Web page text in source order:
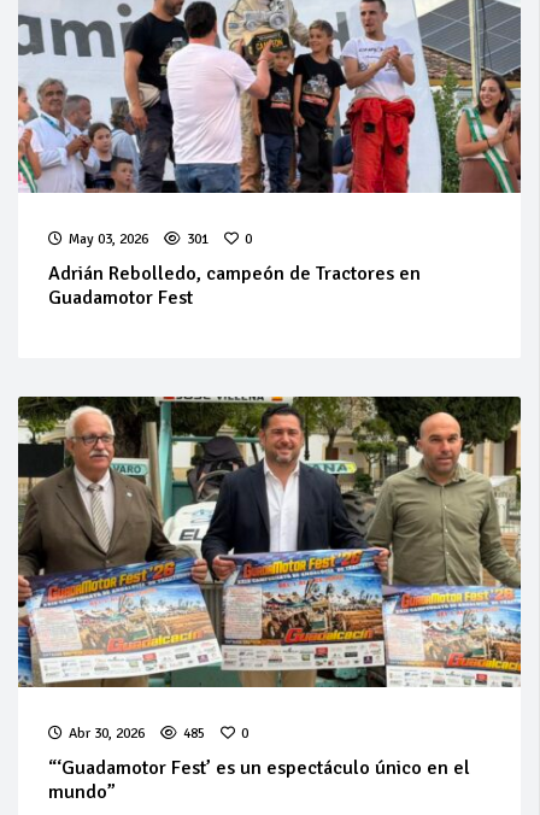
May 03, 2026 301 0
Adrián Rebolledo, campeón de Tractores en
Guadamotor Fest
Abr 30, 2026 485 0
“‘Guadamotor Fest’ es un espectáculo único en el
mundo”